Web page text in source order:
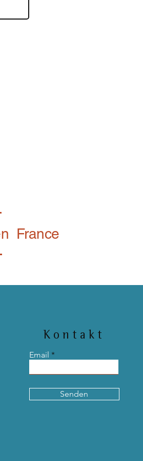
France
Kontakt
Email
Senden